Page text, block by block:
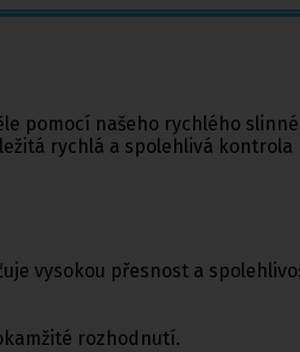
pomocí našeho rychlého
rychlá a spolehlivá kontrola
vysokou přesnost a
rozhodnutí.